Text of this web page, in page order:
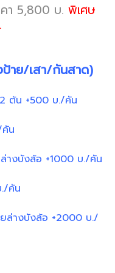
า 5,800 บ. พิเศษ
าย/เสา/กันสาด)
2 ต้น +500 บ./คัน
น
างบังล้อ +1000 บ./คัน
คัน
ยล่างบังล้อ +2000 บ./